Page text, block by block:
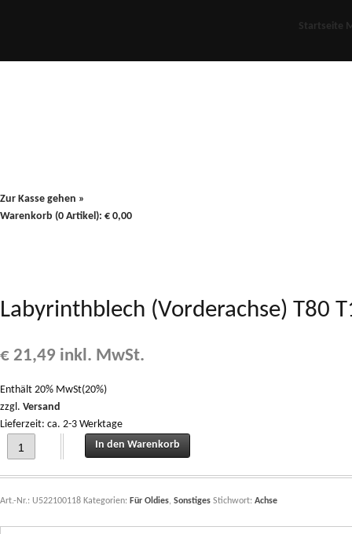
Startseite
Zur Kasse gehen »
Warenkorb (0 Artikel): € 0,00
Labyrinthblech (Vorderachse) T80
€ 21,49 inkl. MwSt.
Enthält 20% MwSt(20%)
zzgl. Versand
Lieferzeit: ca. 2-3 Werktage
Labyrinthblech (Vorderachse) T80 T188 U522100118 quantity
In den Warenkorb
Art.-Nr.: U522100118 Kategorien: Für Oldies, Sonstiges Stichwort: Achse